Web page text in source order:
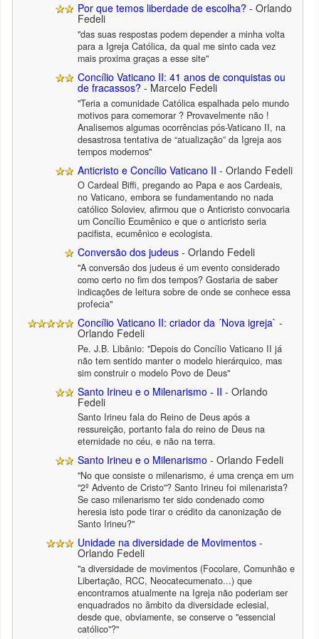
Por que temos liberdade de escolha? - Orlando
Fedeli
"das suas respostas podem depender a minha volta
para a Igreja Católica, da qual me sinto cada vez
mais proxima graças a esse site"
Concílio Vaticano II: 41 anos de conquistas ou
de fracassos? - Marcelo Fedeli
"Teria a comunidade Católica espalhada pelo mundo
motivos para comemorar ? Provavelmente não !
Analisemos algumas ocorrências pós-Vaticano II, na
desastrosa tentativa de “atualização” da Igreja aos
tempos modernos"
Anticristo e Concílio Vaticano II - Orlando Fedeli
O Cardeal Biffi, pregando ao Papa e aos Cardeais,
no Vaticano, embora se fundamentando no nada
católico Soloviev, afirmou que o Anticristo convocaria
um Concílio Ecumênico e que o anticristo seria
pacifista, ecumênico e ecologista.
Conversão dos judeus - Orlando Fedeli
"A conversão dos judeus é um evento considerado
como certo no fim dos tempos? Gostaria de saber
indicações de leitura sobre de onde se conhece essa
profecia"
Concílio Vaticano II: criador da ´Nova igreja` -
Orlando Fedeli
Pe. J.B. Libânio: "Depois do Concílio Vaticano II já
não tem sentido manter o modelo hierárquico, mas
sim construir o modelo Povo de Deus"
Santo Irineu e o Milenarismo - II - Orlando
Fedeli
Santo Irineu fala do Reino de Deus após a
ressureição, portanto fala do reino de Deus na
eternidade no céu, e não na terra.
Santo Irineu e o Milenarismo - Orlando Fedeli
"No que consiste o milenarismo, é uma crença em um
"2º Advento de Cristo"? Santo Irineu foi milenarista?
Se caso milenarismo ter sido condenado como
heresia isto pode tirar o crédito da canonização de
Santo Irineu?"
Unidade na diversidade de Movimentos -
Orlando Fedeli
"a diversidade de movimentos (Focolare, Comunhão e
Libertação, RCC, Neocatecumenato...) que
encontramos atualmente na Igreja não poderiam ser
enquadrados no âmbito da diversidade eclesial,
desde que, obviamente, se conserve o "essencial
católico"?"